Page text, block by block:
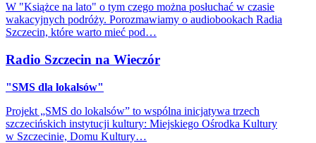
W "Książce na lato" o tym czego można posłuchać w czasie
wakacyjnych podróży. Porozmawiamy o audiobookach Radia
Szczecin, które warto mieć pod…
Radio Szczecin na Wieczór
"SMS dla lokalsów"
Projekt „SMS do lokalsów” to wspólna inicjatywa trzech
szczecińskich instytucji kultury: Miejskiego Ośrodka Kultury
w Szczecinie, Domu Kultury…